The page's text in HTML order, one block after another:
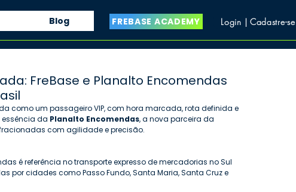
Blog FREBASE ACADEMY Login | Cadastre-se
FreBase e Planalto Encomendas
como um passageiro VIP, com hora marcada, rota definida e
da Planalto Encomendas, a nova parceira da
com agilidade e precisão.
é referência no transporte expresso de mercadorias no Sul
por cidades como Passo Fundo, Santa Maria, Santa Cruz e